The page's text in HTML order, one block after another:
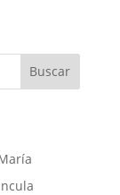
Buscar